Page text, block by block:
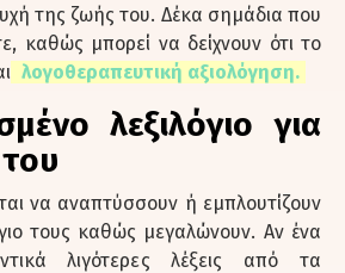
της ζωής του. Δέκα σημάδια που
καθώς μπορεί να δείχνουν ότι το
λογοθεραπευτική αξιολόγηση.
λεξιλόγιο για
να αναπτύσσουν ή εμπλουτίζουν
τους καθώς μεγαλώνουν. Αν ένα
λιγότερες λέξεις από τα